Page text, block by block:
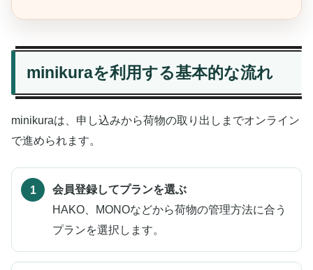
minikuraを利用する基本的な流れ
minikuraは、申し込みから荷物の取り出しまでオンライン
で進められます。
会員登録してプランを選ぶ
HAKO、MONOなどから荷物の管理方法に合う
プランを選択します。